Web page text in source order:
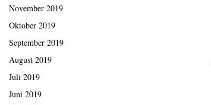
November 2019
Oktober 2019
September 2019
August 2019
Juli 2019
Juni 2019